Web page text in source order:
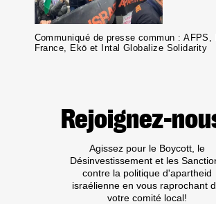
Communiqué de presse commun : AFPS,
France, Ekō et Intal Globalize Solidarity
Rejoignez-
Agissez pour le Boycott, le
Désinvestissement et les
contre la politique d'apartheid
israélienne en vous raprochant
votre comité local!